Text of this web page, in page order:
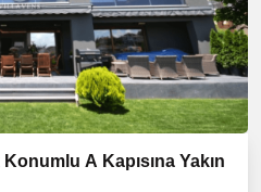
A Kapısına Yakın